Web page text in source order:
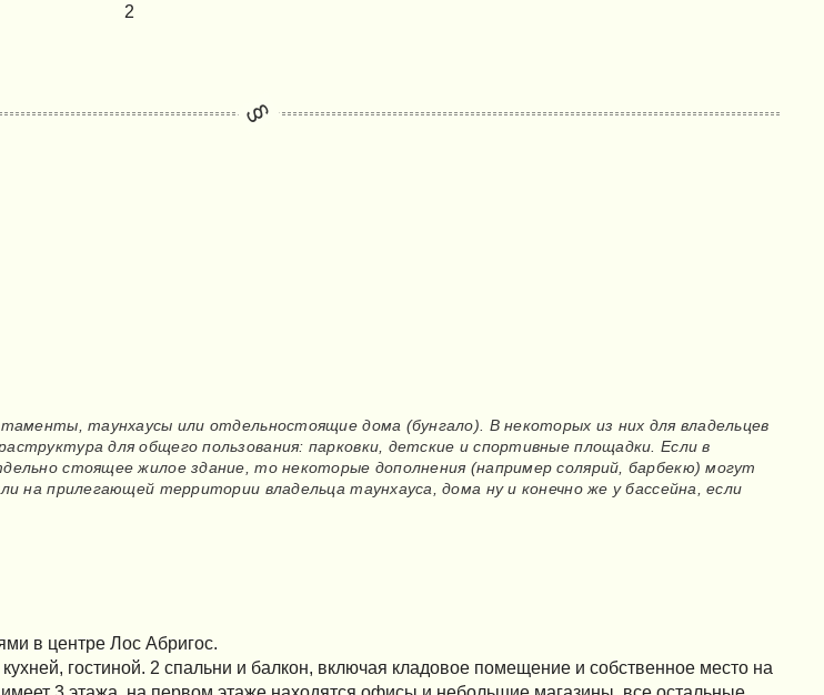
2
таунхаусы или отдельностоящие дома (бунгало). В некоторых из них для владельцев
для общего пользования: парковки, детские и спортивные площадки. Если в
стоящее жилое здание, то некоторые дополнения (например солярий, барбекю) могут
на прилегающей территории владельца таунхауса, дома ну и конечно же у бассейна, если
в центре Лос Абригос.
гостиной. 2 спальни и балкон, включая кладовое помещение и собственное место на